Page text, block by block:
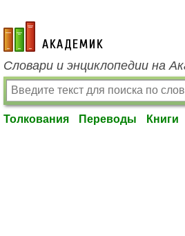
academic.ru
Словари и энциклопедии на
Толкования Переводы Книги